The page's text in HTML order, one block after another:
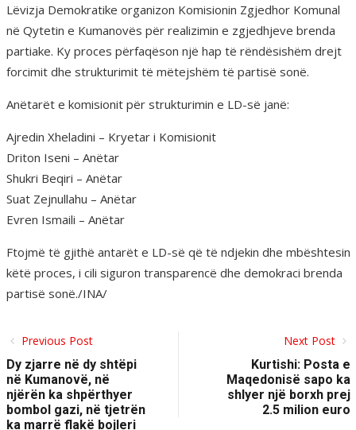
Lëvizja Demokratike organizon Komisionin Zgjedhor Komunal
në Qytetin e Kumanovës për realizimin e zgjedhjeve brenda
partiake. Ky proces përfaqëson një hap të rëndësishëm drejt
forcimit dhe strukturimit të mëtejshëm të partisë sonë.
Anëtarët e komisionit për strukturimin e LD-së janë:
Ajredin Xheladini – Kryetar i Komisionit
Driton Iseni – Anëtar
Shukri Beqiri – Anëtar
Suat Zejnullahu – Anëtar
Evren Ismaili – Anëtar
Ftojmë të gjithë antarët e LD-së që të ndjekin dhe mbështesin
këtë proces, i cili siguron transparencë dhe demokraci brenda
partisë sonë./INA/
Previous Post
Dy zjarre në dy shtëpi
në Kumanovë, në
njërën ka shpërthyer
bombol gazi, në tjetrën
ka marrë flakë bojleri
Next Post
Kurtishi: Posta e
Maqedonisë sapo ka
shlyer një borxh prej
2.5 milion euro